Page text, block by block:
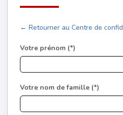
← Retourner au Centre de
Votre prénom (*)
Votre nom de famille (*)